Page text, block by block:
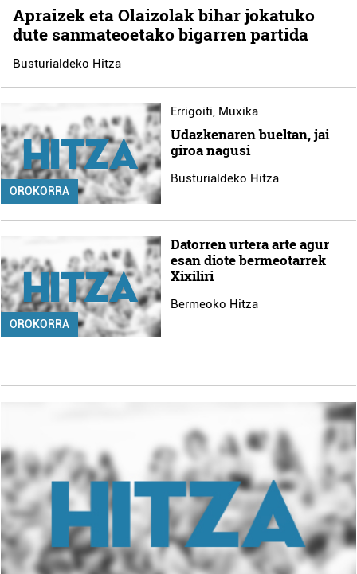
Apraizek eta Olaizolak bihar jokatuko
dute sanmateoetako bigarren partida
Busturialdeko Hitza
OROKORRA
Errigoiti, Muxika
Udazkenaren bueltan, jai
giroa nagusi
Busturialdeko Hitza
OROKORRA
Datorren urtera arte agur
esan diote bermeotarrek
Xixiliri
Bermeoko Hitza